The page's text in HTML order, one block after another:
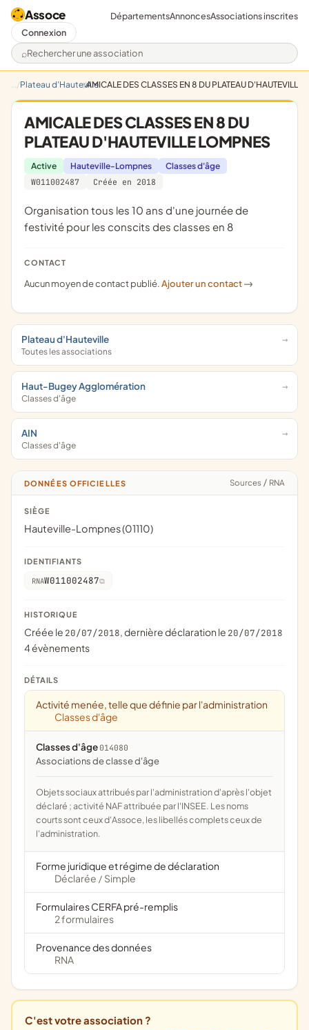
Assoce
Rechercher une association
DépartementsAnnoncesAssociations inscrites
Connexion
Plateau d'HautevilleAMICALE DES CLASSES EN 8 DU PLATEAU D'HAUTEVILLE
AMICALE DES CLASSES EN 8 DU
PLATEAU D'HAUTEVILLE LOMPNES
Active Hauteville-Lompnes
Classes d'âge
W011002487
Créée en 2018
organisation tous les 10 ans d'une journée de
festivité pour les conscits des classes en 8
CONTACT
Aucun moyen de contact publié.Ajouter un contact ->
Plateau d'Hauteville
Toutes les associations
Haut-Bugey Agglomération
Classes d'âge
AIN
Classes d'âge
DONNÉES OFFICIELLES Sources / RNA
SIÈGE
Hauteville-Lompnes (01110)
IDENTIFIANTS
RNAW011002487
HISTORIQUE
Créée le 20/07/2018, dernière déclaration le 20/07/2018
4 évènements
DÉTAILS
Activité menée, telle que définie par l'administration
Classes d'âge
Classes d'âge 014080
associations de classe d'âge
Objets sociaux attribués par l'administration d'après l'objet
déclaré ; activité NAF attribuée par l'INSEE. Les noms
courts sont ceux d'Assoce, les libellés complets ceux de
l'administration.
Forme juridique et régime de déclaration
Déclarée / Simple
Formulaires CERFA pré-remplis
2 formulaires
Provenance des données
RNA
C'est votre association ?